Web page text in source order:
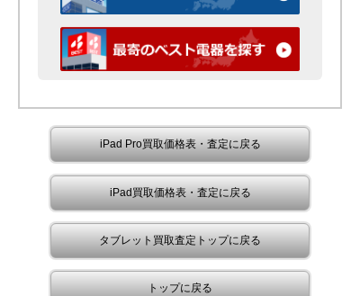
iPad Pro買取価格表・査定に戻る
iPad買取価格表・査定に戻る
タブレット買取査定トップに戻る
トップに戻る